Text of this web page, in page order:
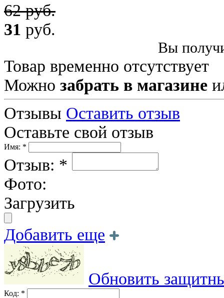
62 руб.
31 руб.
Вы
Товар временно отсутствует
Можно забрать в магазине
Отзывы Оставить отзыв
Оставьте свой отзыв
Имя: *
Отзыв: *
Фото:
Загрузить
Добавить еще
Обновить
Код: *